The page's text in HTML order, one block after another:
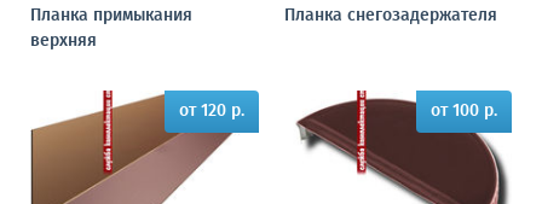
Планка примыкания
верхняя
Планка снегозадержателя
от 120 р. от 100 р.